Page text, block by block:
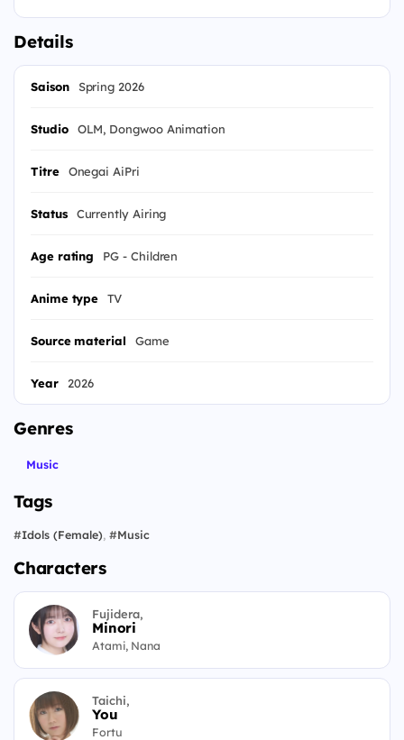
Details
Saison Spring 2026
Studio OLM, Dongwoo Animation
Titre Onegai AiPri
Status Currently Airing
Age rating PG - Children
Anime type TV
Source material Game
Year 2026
Genres
Music
Tags
#Idols (Female), #Music
Characters
Fujidera,
Minori
Atami, Nana
Taichi,
You
Fortu